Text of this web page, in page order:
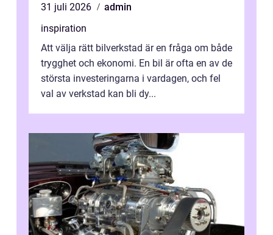
31 juli 2026
admin
inspiration
Att välja rätt bilverkstad är en fråga om både
trygghet och ekonomi. En bil är ofta en av de
största investeringarna i vardagen, och fel
val av verkstad kan bli dy...